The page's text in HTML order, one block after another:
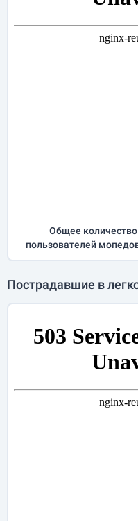
Общее
пользователей
Пострадавшие в